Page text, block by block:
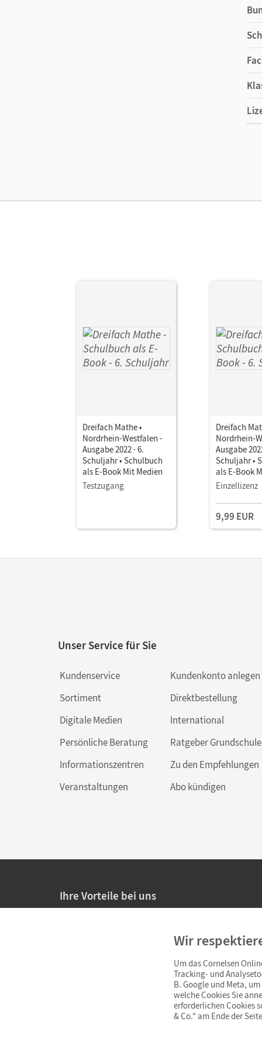
Dreifach Mathe •
Nordrhein-Westfalen -
Ausgabe 2022 · 6.
Schuljahr • Schulbuch
als E-Book Mit Medien
Testzugang
Dreifach
Nordrhein-
Ausgabe
Schuljahr •
als E-Book
Einzellizenz
9,99 EUR
Unser Service für Sie
Kundenservice
Sortiment
Digitale Medien
Persönliche Beratung
Informationszentren
Veranstaltungen
Kundenkonto anlegen
Direktbestellung
International
Ratgeber Grundschule
Zu den Empfehlungen
Abo kündigen
Ihre Vorteile bei uns
Persönliche Angebote für Lehrkräfte
Sicheres Einkaufen mit SSL-Verschlüsselung
Widerrufsfristvon 4 Wochen
Schnelle und einfache Retourenabwicklung
Wir
Um das Cornelsen
Tracking- und
B. Google und Meta,
welche Cookies Sie
erforderlichen Cookies
& Co.“ am Ende der